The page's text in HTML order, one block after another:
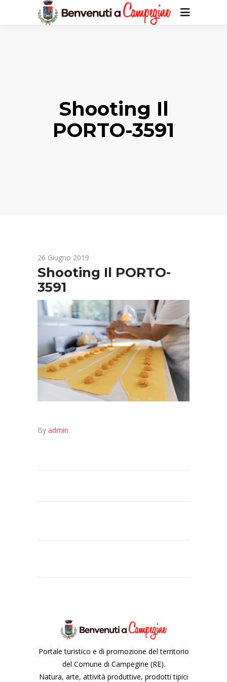
Shooting Il
PORTO-3591
26 Giugno 2019
Shooting Il PORTO-
3591
By admin
Portale turistico e di promozione del territorio
del Comune di Campegine (RE).
Natura, arte, attività produttive, prodotti tipici